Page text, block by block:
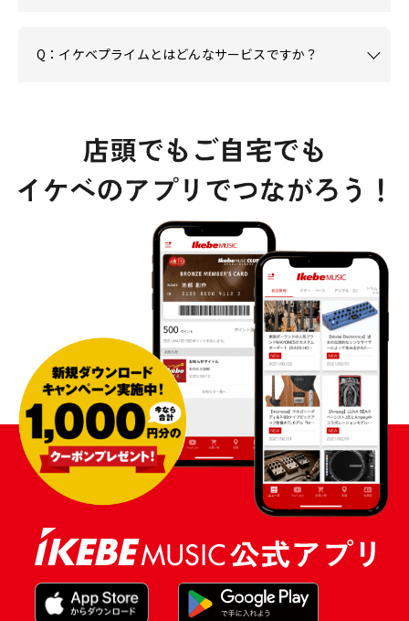
Q：イケベプライムとはどんなサービスですか？